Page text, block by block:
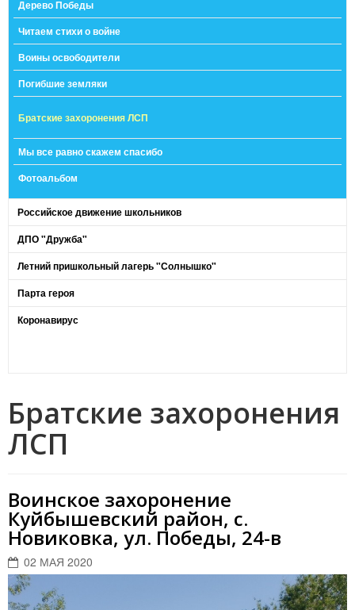
Дерево Победы
Читаем стихи о войне
Воины освободители
Погибшие земляки
Братские захоронения ЛСП
Мы все равно скажем спасибо
Фотоальбом
Российское движение школьников
ДПО "Дружба"
Летний пришкольный лагерь "Солнышко"
Парта героя
Коронавирус
Братские захоронения
ЛСП
Воинское захоронение
Куйбышевский район, с.
Новиковка, ул. Победы, 24-в
02 МАЯ 2020